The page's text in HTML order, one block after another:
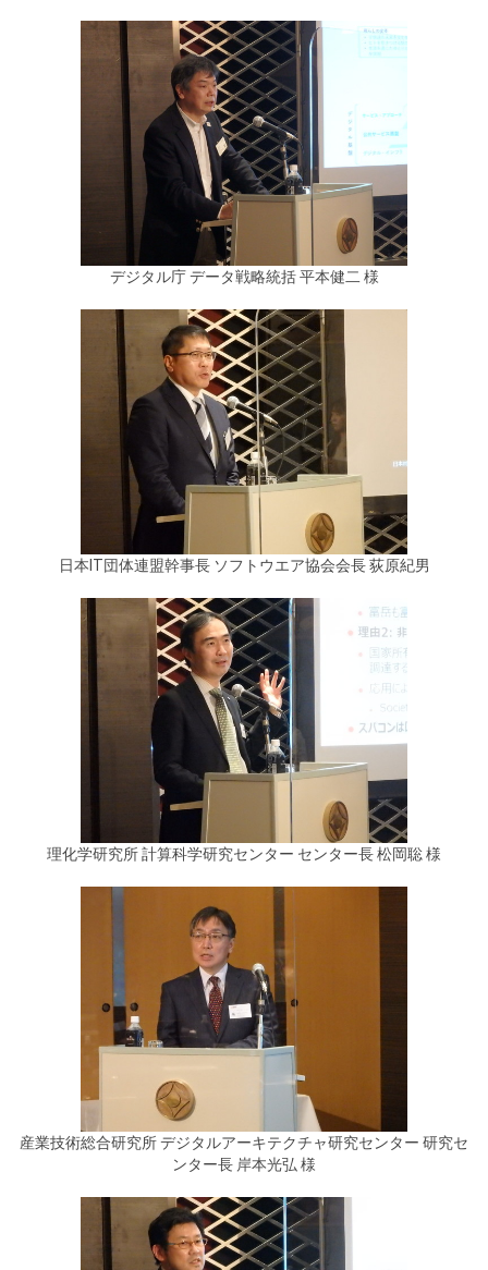
デジタル庁 データ戦略統括 平本健二 様
日本IT団体連盟幹事長 ソフトウエア協会会長 荻原紀男
理化学研究所 計算科学研究センター センター長 松岡聡 様
産業技術総合研究所 デジタルアーキテクチャ研究センター 研究セ
ンター長 岸本光弘 様